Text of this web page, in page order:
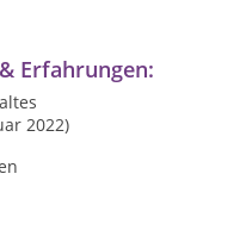
Erfahrungen:
2022)